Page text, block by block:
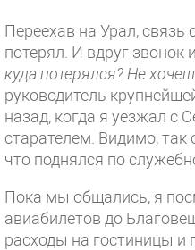
Переехав на Урал, связь
потерял. И вдруг звонок
куда потерялся? Не
руководитель
назад, когда я уезжал с
старателем. Видимо,
что поднялся по
Пока мы общались, я
авиабилетов до
расходы на гостиницы и